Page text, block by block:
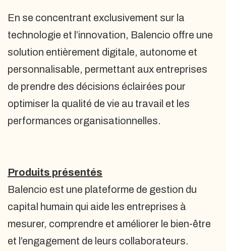
En se concentrant exclusivement sur la
technologie et l’innovation, Balencio offre une
solution entièrement digitale, autonome et
personnalisable, permettant aux entreprises
de prendre des décisions éclairées pour
optimiser la qualité de vie au travail et les
performances organisationnelles.
Produits présentés
Balencio est une plateforme de gestion du
capital humain qui aide les entreprises à
mesurer, comprendre et améliorer le bien-être
et l’engagement de leurs collaborateurs.